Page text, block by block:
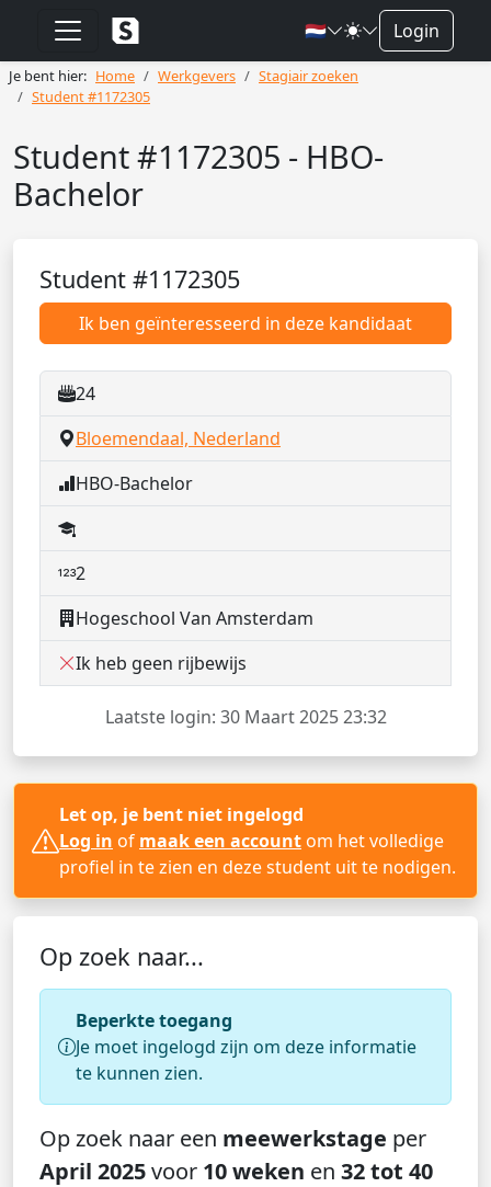
🇳🇱 Login
Je bent hier: Home Werkgevers
Stagiair zoeken
Student #1172305
Student #1172305 - HBO-
Bachelor
Student #1172305
Ik ben geïnteresseerd in deze kandidaat
24
Bloemendaal, Nederland
HBO-Bachelor
2
Hogeschool Van Amsterdam
Ik heb geen rijbewijs
Laatste login: 30 Maart 2025 23:32
Let op, je bent niet ingelogd
Log in of maak een account om het volledige
profiel in te zien en deze student uit te nodigen.
Op zoek naar...
Beperkte toegang
Je moet ingelogd zijn om deze informatie
te kunnen zien.
Op zoek naar een meewerkstage per
April 2025voor 10 weken en 32 tot 40